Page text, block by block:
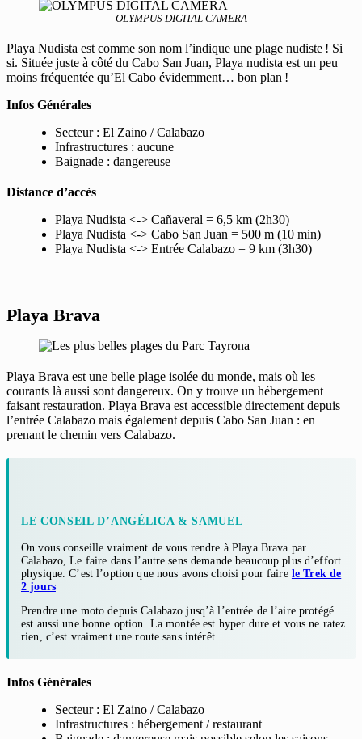
OLYMPUS DIGITAL CAMERA
Playa Nudista est comme son nom l’indique une plage nudiste ! Si
si. Située juste à côté du Cabo San Juan, Playa nudista est un peu
moins fréquentée qu’El Cabo évidemment… bon plan !
Infos Générales
Secteur : El Zaino / Calabazo
Infrastructures : aucune
Baignade : dangereuse
Distance d’accès
Playa Nudista <-> Cañaveral = 6,5 km (2h30)
Playa Nudista <-> Cabo San Juan = 500 m (10 min)
Playa Nudista <-> Entrée Calabazo = 9 km (3h30)
Playa Brava
Playa Brava est une belle plage isolée du monde, mais où les
courants là aussi sont dangereux. On y trouve un hébergement
faisant restauration. Playa Brava est accessible directement depuis
l’entrée Calabazo mais également depuis Cabo San Juan : en
prenant le chemin vers Calabazo.
LE CONSEIL D’ANGÉLICA & SAMUEL
On vous conseille vraiment de vous rendre à Playa Brava par
Calabazo, Le faire dans l’autre sens demande beaucoup plus d’effort
physique. C’est l’option que nous avons choisi pour faire le Trek de
2 jours
Prendre une moto depuis Calabazo jusq’à l’entrée de l’aire protégé
est aussi une bonne option. La montée est hyper dure et vous ne ratez
rien, c’est vraiment une route sans intérêt.
Infos Générales
Secteur : El Zaino / Calabazo
Infrastructures : hébergement / restaurant